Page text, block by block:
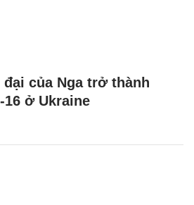
của Nga trở thành
16 ở Ukraine